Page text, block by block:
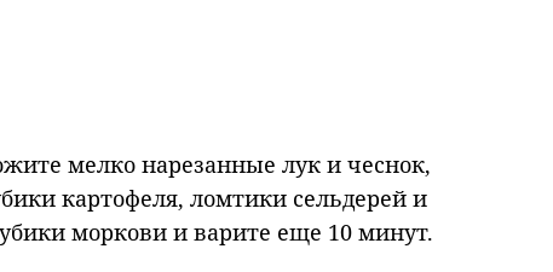
мелко нарезанные лук и чеснок,
картофеля, ломтики сельдерей и
моркови и варите еще 10 минут.